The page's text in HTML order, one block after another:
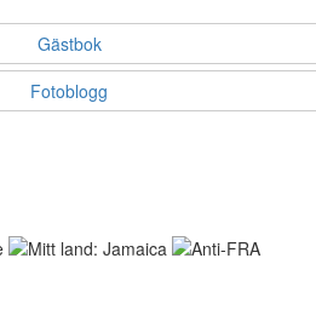
Gästbok
Fotoblogg